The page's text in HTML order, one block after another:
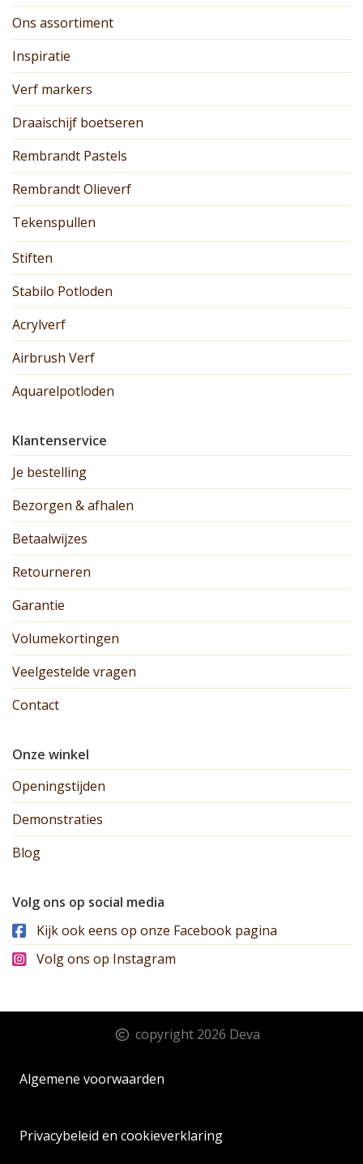
Ons assortiment
Inspiratie
Verf markers
Draaischijf boetseren
Rembrandt Pastels
Rembrandt Olieverf
Tekenspullen
Stiften
Stabilo Potloden
Acrylverf
Airbrush Verf
Aquarelpotloden
Klantenservice
Je bestelling
Bezorgen & afhalen
Betaalwijzes
Retourneren
Garantie
Volumekortingen
Veelgestelde vragen
Contact
Onze winkel
Openingstijden
Demonstraties
Blog
Volg ons op social media
Kijk ook eens op onze Facebook pagina
Volg ons op Instagram
copyright 2026 Deva
Algemene voorwaarden
Privacybeleid en cookieverklaring